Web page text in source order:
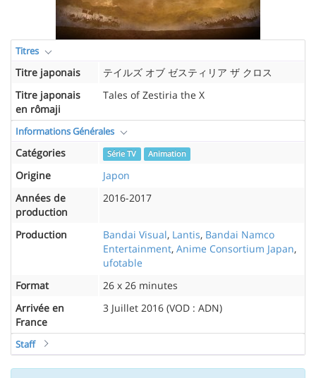
Titres
Titre japonais
テイルズ オブ ゼスティリア ザ クロス
Titre japonais
en rômaji
Tales of Zestiria the X
Informations Générales
Catégories Série TV Animation
Origine
Japon
Années de
production
2016-2017
Production Bandai Visual, Lantis, Bandai Namco
Entertainment, Anime Consortium Japan,
ufotable
Format
26 x 26 minutes
Arrivée en
France
3 Juillet 2016 (VOD : ADN)
Staff